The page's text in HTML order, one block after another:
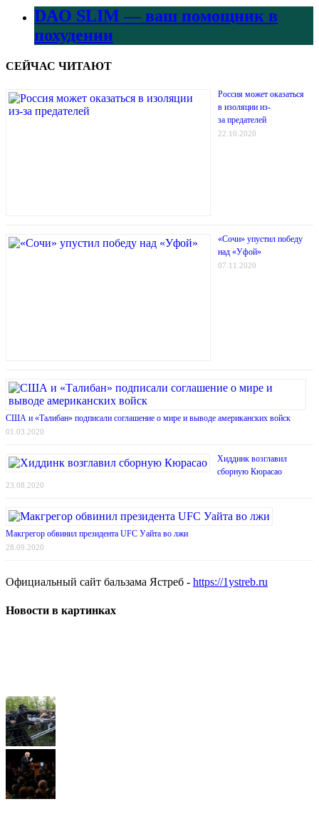
DAO SLIM — ваш помощник в
похудении
СЕЙЧАС ЧИТАЮТ
Россия может оказаться
в изоляции из-
за предателей
22.10.2020
«Сочи» упустил победу
над «Уфой»
07.11.2020
США и «Талибан» подписали соглашение о мире и выводе американских войск
01.03.2020
Хиддинк возглавил
сборную Кюрасао
23.08.2020
Макгрегор обвинил президента UFC Уайта во лжи
28.09.2020
Официальный сайт бальзама Ястреб - https://1ystreb.ru
Новости в картинках